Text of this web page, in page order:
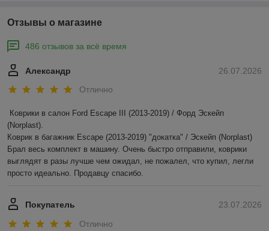
Отзывы о магазине
486 отзывов за всё время
26.07.2026
Александр
Отлично
Коврики в салон Ford Escape III (2013-2019) / Форд Эскейп
(Norplast).
Коврик в багажник Escape (2013-2019) "докатка" / Эскейп (Norplast)
Брал весь комплект в машину. Очень быстро отправили, коврики
выглядят в разы лучше чем ожидал, не пожалел, что купил, легли
просто идеально. Продавцу спасибо.
23.07.2026
Покупатель
Отлично